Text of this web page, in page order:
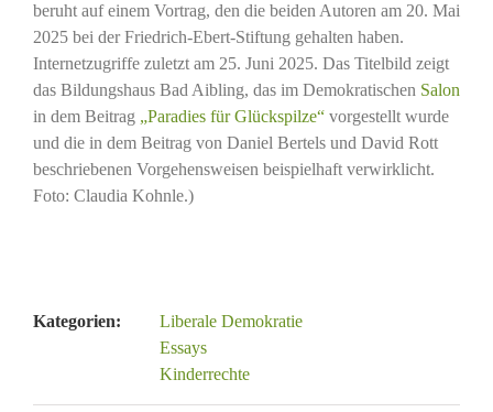
beruht auf einem Vortrag, den die beiden Autoren am 20. Mai
2025 bei der Friedrich-Ebert-Stiftung gehalten haben.
Internetzugriffe zuletzt am 25. Juni 2025. Das Titelbild zeigt
das Bildungshaus Bad Aibling, das im Demokratischen Salon
in dem Beitrag „Paradies für Glückspilze“vorgestellt wurde
und die in dem Beitrag von Daniel Bertels und David Rott
beschriebenen Vorgehensweisen beispielhaft verwirklicht.
Foto: Claudia Kohnle.)
Kategorien:
Liberale Demokratie
Essays
Kinderrechte